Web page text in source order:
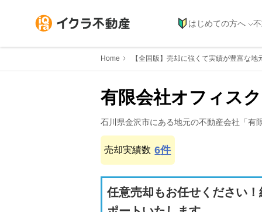
はじめての方へ
Home 【全国版】売却に強くて実績が豊富な
有限会社オフィス
石川県金沢市にある地元の不動産会社「 有
売却実績数 6件
任意売却もお任せください